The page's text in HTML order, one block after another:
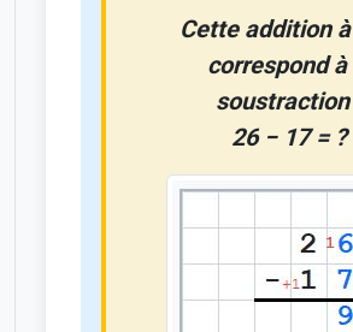
Cette addition
correspond à
26 − 17 = ?